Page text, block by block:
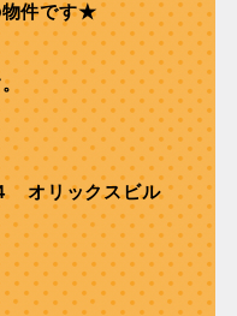
物件です★
オリックスビル